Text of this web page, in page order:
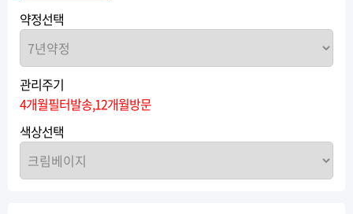
약정선택
관리주기
4개월필터발송,12개월방문
색상선택